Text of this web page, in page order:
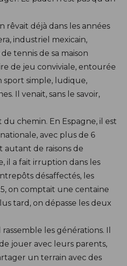
rêvait déjà dans les années
industriel mexicain,
tennis de sa maison
de jeu conviviale, entourée
sport simple, ludique,
Il venait, sans le savoir,
du chemin. En Espagne, il est
avec plus de 6
autant de raisons de
il a fait irruption dans les
désaffectés, les
on comptait une centaine
tard, on dépasse les deux
les générations. Il
jouer avec leurs parents,
un terrain avec des